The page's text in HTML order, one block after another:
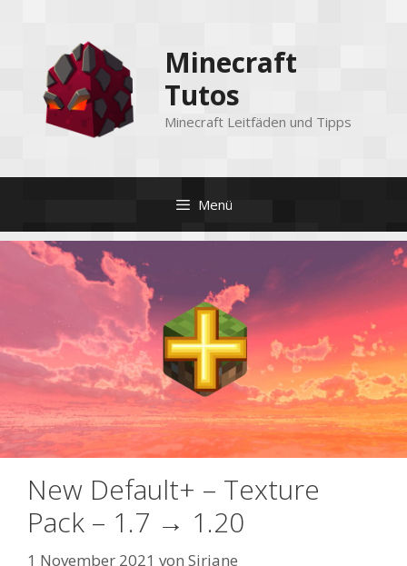
springen
Minecraft
Tutos
Minecraft Leitfäden und Tipps
Menü
New Default+ – Texture
Pack – 1.7 → 1.20
1 November 2021 von Siriane